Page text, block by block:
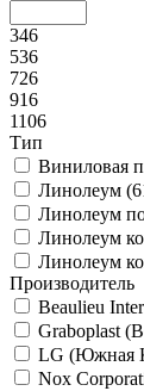
346
536
726
916
1106
Тип
Виниловая
Линолеум (
Линолеум
Линолеум
Линолеум
Производитель
Beaulieu
Graboplast
LG (Южная
Nox